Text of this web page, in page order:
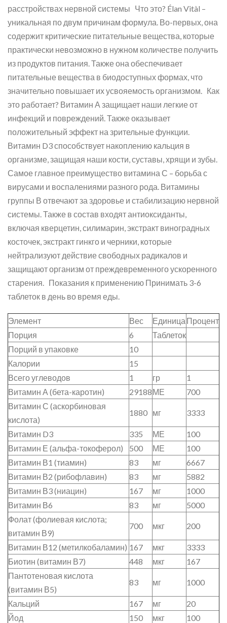
расстройствах нервной системы Что это? Élan Vitàl –
уникальная по двум причинам формула. Во-первых, она
содержит критические питательные вещества, которые
практически невозможно в нужном количестве получить
из продуктов питания. Также она обеспечивает
питательные вещества в биодоступных формах, что
значительно повышает их усвояемость организмом. Как
это работает? Витамин А защищает наши легкие от
инфекций и повреждений. Также оказывает
положительный эффект на зрительные функции.
Витамин D3 способствует накоплению кальция в
организме, защищая наши кости, суставы, хрящи и зубы.
Самое главное преимущество витамина С – борьба с
вирусами и воспалениями разного рода. Витамины
группы В отвечают за здоровье и стабилизацию нервной
системы. Также в состав входят антиоксиданты,
включая кверцетин, силимарин, экстракт виноградных
косточек, экстракт гинкго и черники, которые
нейтрализуют действие свободных радикалов и
защищают организм от преждевременного ускоренного
старения. Показания к применению Принимать 3-6
таблеток в день во время еды.
Элемент Вес Единица Процент
Порция
6
Таблеток
Порций в упаковке
10
Калории
15
Всего углеводов
1 гр
1
Витамин А (бета-каротин)
29188МЕ
700
Витамин С (аскорбиновая
кислота)
1880 мг 3333
Витамин D3 335 МЕ
100
Витамин Е (альфа-токоферол)
500 МЕ
100
Витамин В1 (тиамин)
83 мг
6667
Витамин В2 (рибофлавин)
83 мг
5882
Витамин В3 (ниацин)
167 мг
1000
Витамин В6
83 мг
5000
Фолат (фолиевая кислота;
витамин В9)
700 мкг 200
Витамин В12 (метилкобаламин) 167 мкг
3333
Биотин (витамин В7)
448 мкг
167
Пантотеновая кислота
(витамин В5)
83 мг 1000
Кальций 167 мг
20
Йод
150 мкг
100